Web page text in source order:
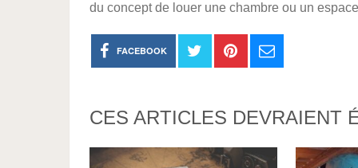
du concept de louer une chambre ou un
FACEBOOK
CES ARTICLES DEVRAIENT